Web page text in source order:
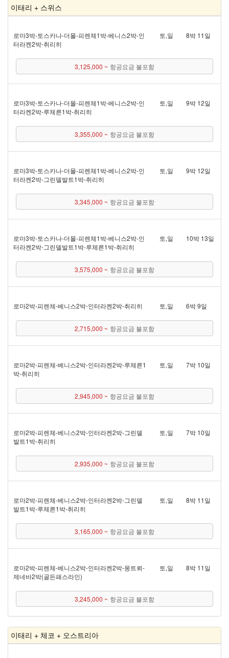
이태리 + 스위스
로마 3박 - 토스카나 - 더몰 - 피렌체 1박 - 베니스 2박 - 인
터라켄 2박 - 취리히
토,일 8박 11일
3,125,000 ~ 항공요금 불포함
로마 3박 - 토스카나 - 더몰 - 피렌체 1박 - 베니스 2박 - 인
터라켄 2박 - 루체른 1박 - 취리히
토,일 9박 12일
3,355,000 ~ 항공요금 불포함
로마 3박 - 토스카나 - 더몰 - 피렌체 1박 - 베니스 2박 - 인
터라켄 2박 - 그린델발트 1박 - 취리히
토,일 9박 12일
3,345,000 ~ 항공요금 불포함
로마 3박 - 토스카나 - 더몰 - 피렌체 1박 - 베니스 2박 - 인
터라켄 2박 - 그린델발트 1박 - 루체른 1박 - 취리히
토,일 10박 13일
3,575,000 ~ 항공요금 불포함
로마 2박 - 피렌체 - 베니스 2박 - 인터라켄 2박 - 취리히 토,일 6박 9일
2,715,000 ~ 항공요금 불포함
로마 2박 - 피렌체 - 베니스 2박 - 인터라켄 2박 - 루체른 1
박 - 취리히
토,일 7박 10일
2,945,000 ~ 항공요금 불포함
로마 2박 - 피렌체 - 베니스 2박 - 인터라켄 2박 - 그린델
발트 1박 - 취리히
토,일 7박 10일
2,935,000 ~ 항공요금 불포함
로마 2박 - 피렌체 - 베니스 2박 - 인터라켄 2박 - 그린델
발트 1박 - 루체른 1박 - 취리히
토,일 8박 11일
3,165,000 ~ 항공요금 불포함
로마 2박 - 피렌체 - 베니스 2박 - 인터라켄 2박 - 몽트뢰 -
제네바 2박(골든패스 라인)
토,일 8박 11일
3,245,000 ~ 항공요금 불포함
이태리 + 체코 + 오스트리아